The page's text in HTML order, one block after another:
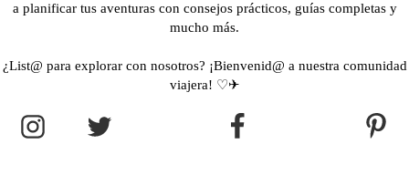
a planificar tus aventuras con consejos prácticos, guías completas y
mucho más.
¿List@ para explorar con nosotros? ¡Bienvenid@ a nuestra comunidad
viajera! ♡✈︎